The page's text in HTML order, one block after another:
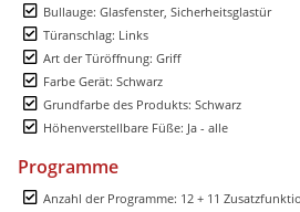
Bullauge: Glasfenster, Sicherheitsglastür
Türanschlag: Links
Art der Türöffnung: Griff
Farbe Gerät: Schwarz
Grundfarbe des Produkts: Schwarz
Höhenverstellbare Füße: Ja - alle
Programme
Anzahl der Programme: 12 + 11